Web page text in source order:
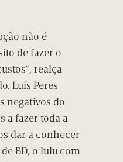
não é
de fazer o
realça
Luís Peres
negativos do
a fazer toda a
dar a conhecer
BD, o lulu.com